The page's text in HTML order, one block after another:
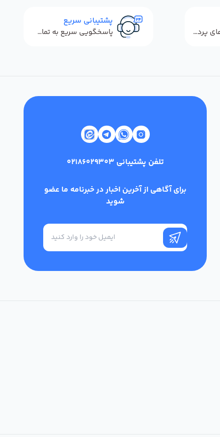
استفاده از روش‌های پرداخت امن
پشتیبانی سریع
پاسخگویی سریع به تماس‌ها و پیام‌ها
تلفن پشتیبانی 02186029303
برای آگاهی از آخرین اخبار در خبرنامه ما عضو
شوید